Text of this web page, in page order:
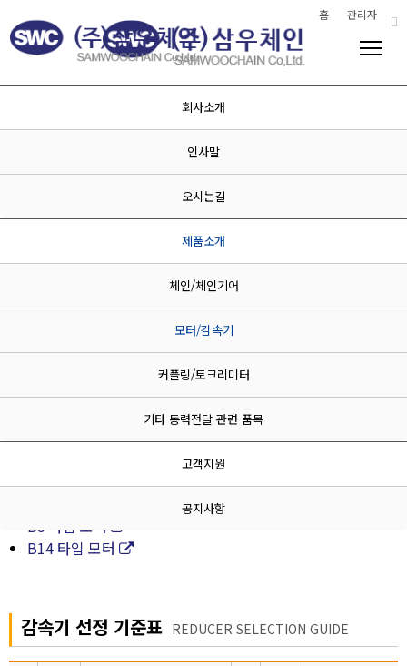
관리자
홈
회사소개
인사말
오시는길
제품소개
체인/체인기어
모터/감속기
커플링/토크리미터
기타 동력전달 관련 품목
고객지원
공지사항
기술적 우위와 완벽한 품질관리
SAMWOOCHAIN CO.,LTD.
모터(Motor) / 감속기(NMRV)
모터(Motor) / 감속기(NMRV)
감속기 선정 기준표
비유에 따른 모터와 감속기의 분류
B5 타입 모터
B14 타입 모터
감속기 선정 기준표 REDUCER SELECTION GUIDE